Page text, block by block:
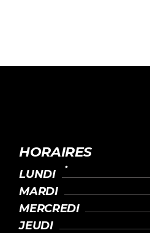
HORAIRES
LUNDI
MARDI
MERCREDI
JEUDI